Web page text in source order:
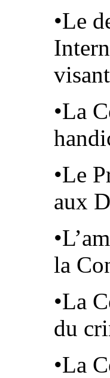
•Le
•La
•Le
aux
la
•La
du
•La